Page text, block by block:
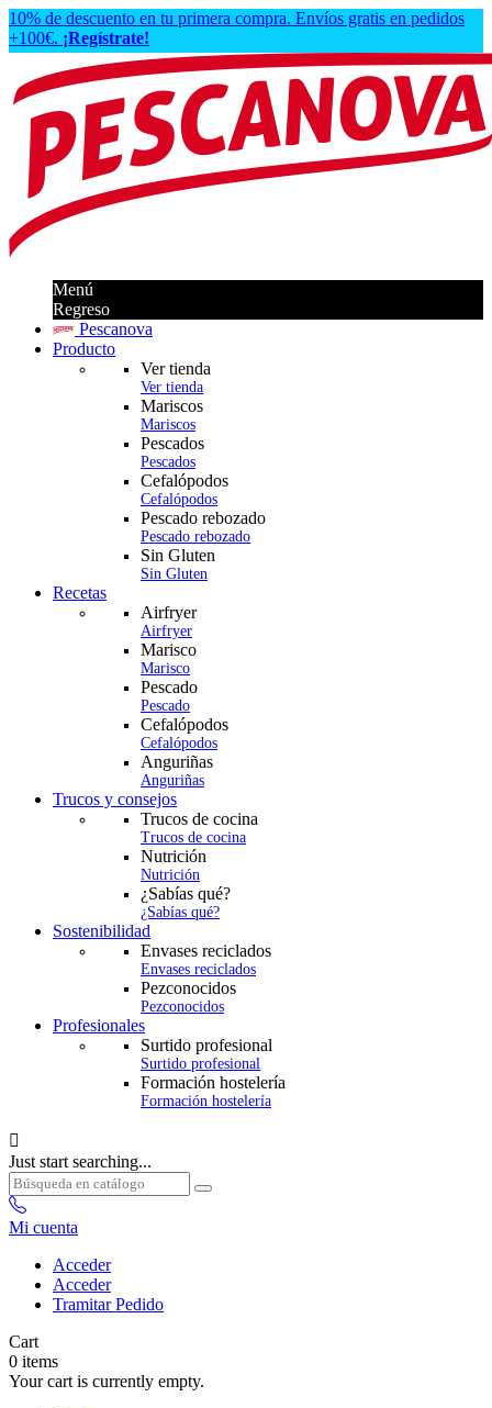
10% de descuento en tu primera compra. Envíos gratis en pedidos
+100€. ¡Regístrate!
Menú
Regreso
Pescanova
Producto
Ver tienda
Ver tienda
Mariscos
Mariscos
Pescados
Pescados
Cefalópodos
Cefalópodos
Pescado rebozado
Pescado rebozado
Sin Gluten
Sin Gluten
Recetas
Airfryer
Airfryer
Marisco
Marisco
Pescado
Pescado
Cefalópodos
Cefalópodos
Anguriñas
Anguriñas
Trucos y consejos
Trucos de cocina
Trucos de cocina
Nutrición
Nutrición
¿Sabías qué?
¿Sabías qué?
Sostenibilidad
Envases reciclados
Envases reciclados
Pezconocidos
Pezconocidos
Profesionales
Surtido profesional
Surtido profesional
Formación hostelería
Formación hostelería

Just start searching...
Mi cuenta
Acceder
Acceder
Tramitar Pedido
Cart
0 items
Your cart is currently empty.